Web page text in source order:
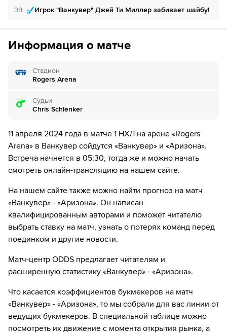
39 Игрок "Ванкувер" Джей Ти Миллер забивает шайбу!
40
Игрок "Аризона" Владислав Колячонок забивает
42 Игрок "Аризона" Дилан Гюнтер забивает шайбу!
Хегландер
47
Временное удаление игрока "Ванкувер" Никита
Задоров
48
Временное удаление игрока "Ванкувер" Тайлер
52ШАЙБА!
57
Временное удаление игрока "Аризона" Майкл
Кессельринг
57ШАЙБА!
57
Игрок "Ванкувер" Элиас Петтерссон забивает
шайбу!
Информация о матче
Стадион
Rogers Arena
Судьи
Chris Schlenker
11 апреля 2024 года в матче 1 НХЛ на арене «Rogers
Arena» в Ванкувер сойдутся «Ванкувер» и «Аризона».
Встреча начнется в 05:30, тогда же и можно начать
смотреть онлайн-трансляцию на нашем сайте.
На нашем сайте также можно найти прогноз на матч
«Ванкувер» - «Аризона». Он написан
квалифицированным авторами и поможет читателю
выбрать ставку на матч, узнать о потерях команд перед
поединком и другие новости.
Матч-центр ODDS предлагает читателям и
расширенную статистику «Ванкувер» - «Аризона».
Что касается коэффициентов букмекеров на матч
«Ванкувер» - «Аризона», то мы собрали для вас линии от
ведущих букмекеров. В специальной таблице можно
посмотреть их движение с момента открытия рынка, а